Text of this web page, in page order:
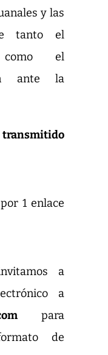
y las
tanto el
como el
ante la
transmitido
1 enlace
a
a
para
de